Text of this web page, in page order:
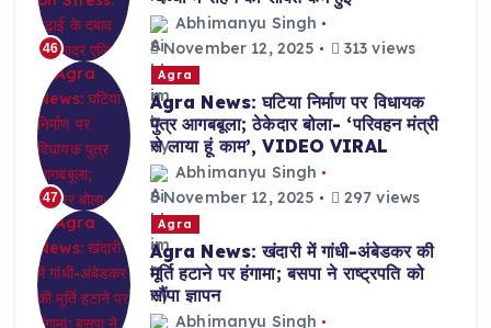
46
Abhimanyu Singh
November 12, 2025
313 views
47
Agra
Agra News: घटिया निर्माण पर विधायक
पुत्र आगबबूला; ठेकेदार बोला- ‘परिवहन मंत्री
से लाया हूं काम’, VIDEO VIRAL
Abhimanyu Singh
November 12, 2025
297 views
Agra
Agra News: खंदारी में गांधी-अंबेडकर की
मूर्ति हटाने पर हंगामा; बसपा ने राष्ट्रपति को
सौंपा ज्ञापन
Abhimanyu Singh